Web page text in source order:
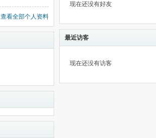
查看全部个人资料
现在还没有好友
最近访客
现在还没有访客